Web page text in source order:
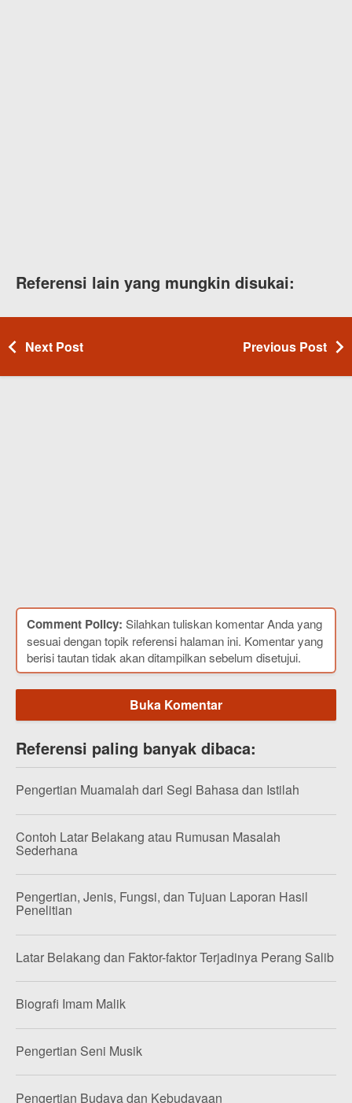
Referensi lain yang mungkin disukai:
Next Post Previous Post
Comment Policy: Silahkan tuliskan komentar Anda yang
sesuai dengan topik referensi halaman ini. Komentar yang
berisi tautan tidak akan ditampilkan sebelum disetujui.
Buka Komentar
Referensi paling banyak dibaca:
Pengertian Muamalah dari Segi Bahasa dan Istilah
Contoh Latar Belakang atau Rumusan Masalah
Sederhana
Pengertian, Jenis, Fungsi, dan Tujuan Laporan Hasil
Penelitian
Latar Belakang dan Faktor-faktor Terjadinya Perang Salib
Biografi Imam Malik
Pengertian Seni Musik
Pengertian Budaya dan Kebudayaan